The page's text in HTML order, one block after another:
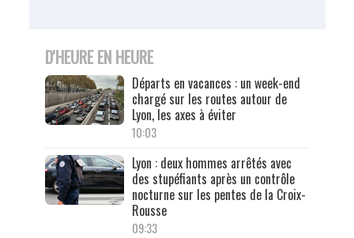
D'HEURE EN HEURE
Départs en vacances : un week-end
chargé sur les routes autour de
Lyon, les axes à éviter
10:03
Lyon : deux hommes arrêtés avec
des stupéfiants après un contrôle
nocturne sur les pentes de la Croix-
Rousse
09:33